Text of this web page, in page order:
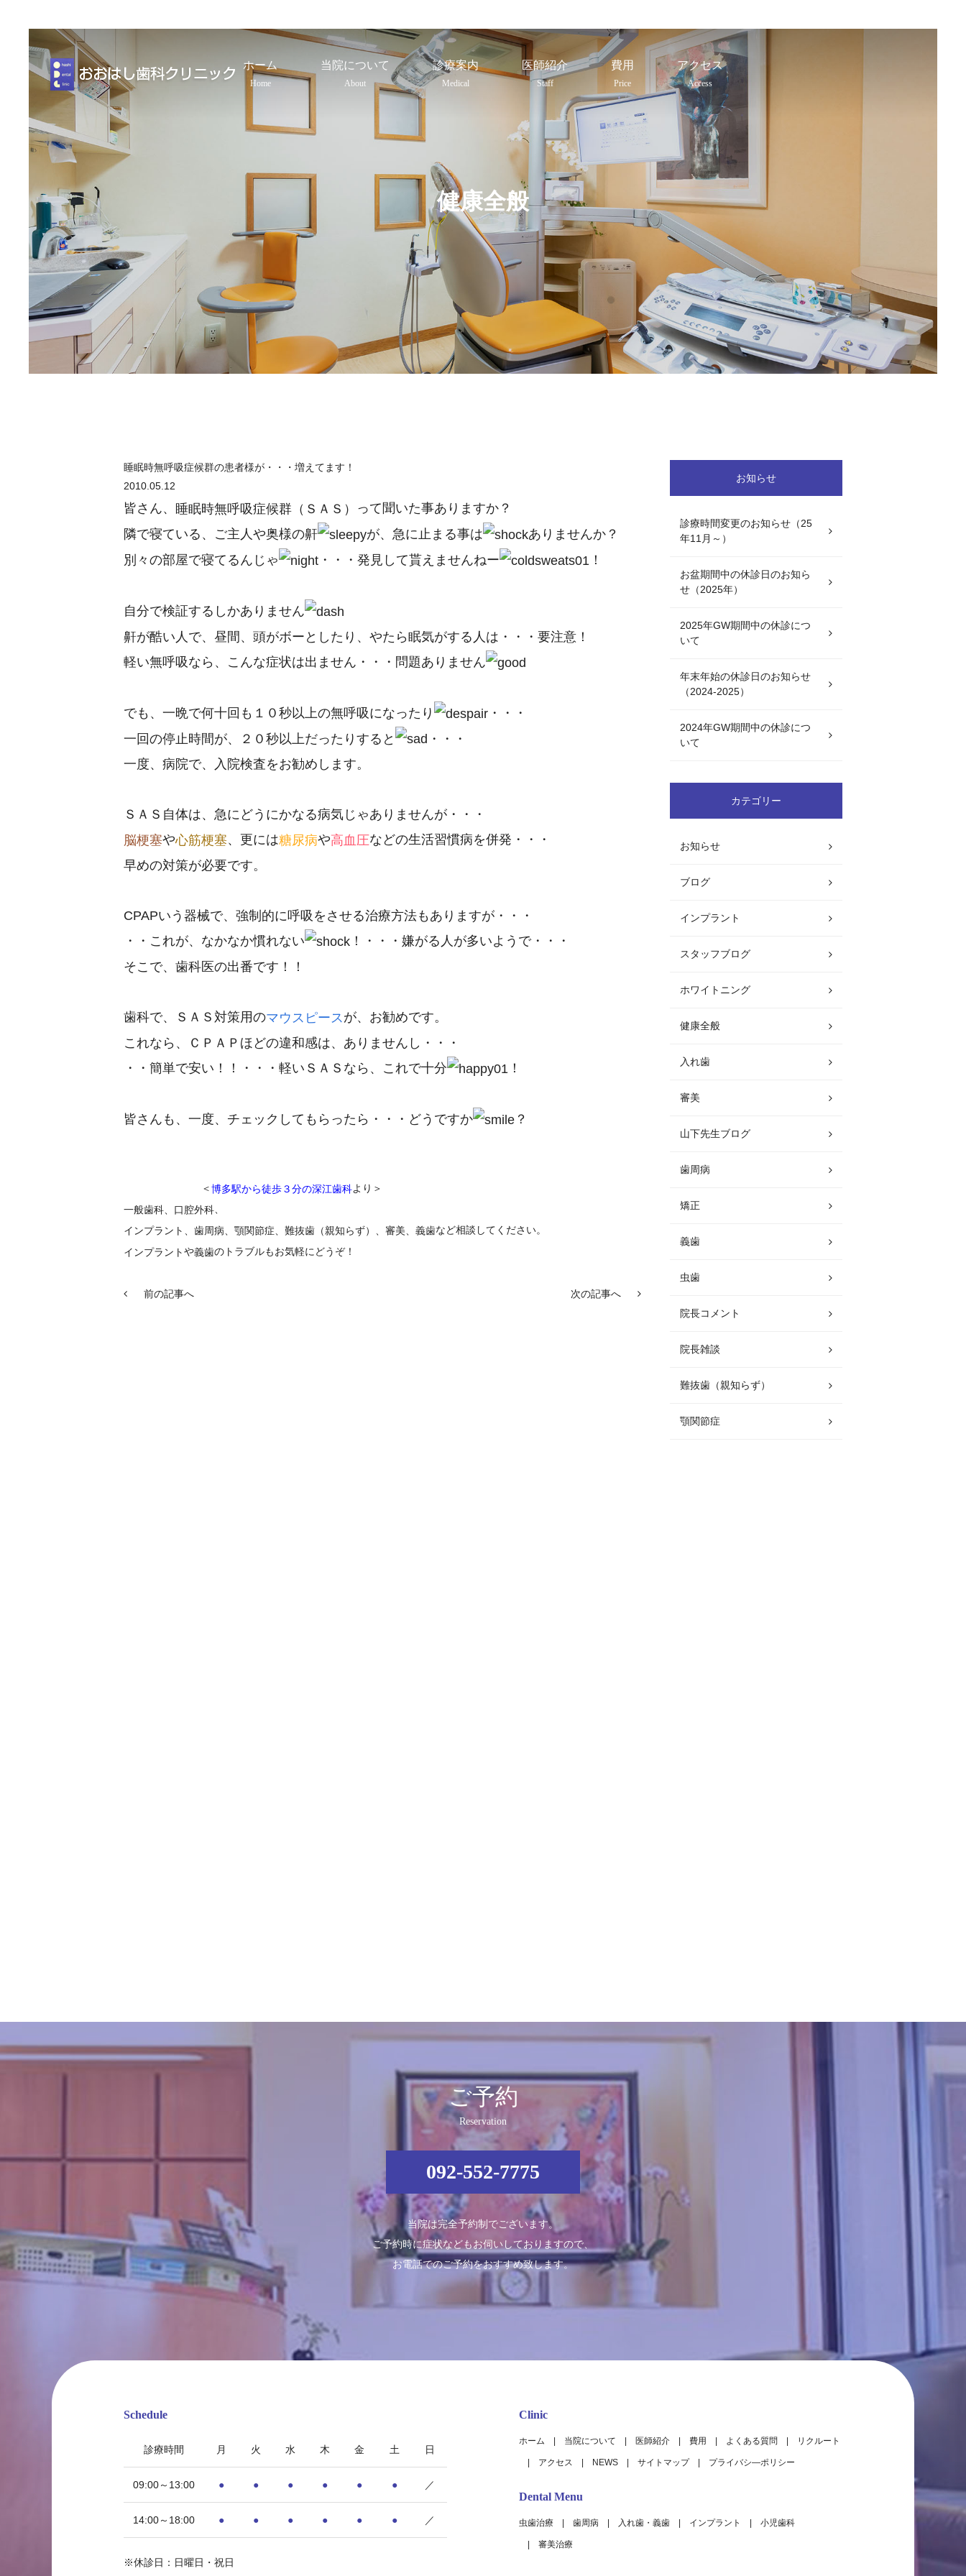
ホーム
Home
当院について
About
診療案内
Medical
医師紹介
Staff
費用
Price
アクセス
Access
健康全般
睡眠時無呼吸症候群の患者様が・・・増えてます！
2010.05.12
皆さん、 睡眠時無呼吸症候群（ＳＡＳ） って聞いた事ありますか？
隣で寝ている、ご主人や奥様の鼾
が、急に止まる事は
ありませんか？
別々の部屋で寝てるんじゃ
・・・発見して貰えませんねー ！
自分で検証するしかありません
鼾が酷い人で、昼間、頭がボーとしたり、やたら眠気がする人は・・・要注意！
軽い無呼吸なら、こんな症状は出ません・・・問題ありません
でも、一晩で何十回も１０秒以上の無呼吸になったり
・・・
一回の停止時間が、２０秒以上だったりすると
・・・
一度、病院で、入院検査をお勧めします。
ＳＡＳ自体は、急にどうにかなる病気じゃありませんが・・・
脳梗塞や心筋梗塞、更には糖尿病や高血圧などの生活習慣病を併発・・・
早めの対策が必要です。
CPAPいう器械で、強制的に呼吸をさせる治療方法もありますが・・・
・・これが、なかなか慣れない
！・・・嫌がる人が多いようで・・・
そこで、歯科医の出番です！！
歯科で、ＳＡＳ対策用のマウスピースが、お勧めです。
これなら、ＣＰＡＰほどの違和感は、ありませんし・・・
・・簡単で安い！！・・・軽いＳＡＳなら、これで十分
！
皆さんも、一度、チェックしてもらったら・・・どうですか ？
＜博多駅から徒歩３分の深江歯科より＞
一般歯科、口腔外科
インプラント 、 歯周病、顎関節症、難抜歯（親知らず）、審美、義歯など相談してください。
インプラントや義歯のトラブルもお気軽にどうぞ！
前の記事へ 次の記事へ
お知らせ
診療時間変更のお知らせ（25
年11月～）
お盆期間中の休診日のお知ら
せ（2025年）
2025年GW期間中の休診につ
いて
年末年始の休診日のお知らせ
（2024-2025）
2024年GW期間中の休診につ
いて
カテゴリー
お知らせ
ブログ
インプラント
スタッフブログ
ホワイトニング
健康全般
入れ歯
審美
山下先生ブログ
歯周病
矯正
義歯
虫歯
院長コメント
院長雑談
難抜歯（親知らず）
顎関節症
ご予約
Reservation
092-552-7775
当院は完全予約制でございます。
ご予約時に症状などもお伺いしておりますので、
お電話でのご予約をおすすめ致します。
Schedule
診療時間 月 火 水 木 金 土 日
09:00～13:00 ● ● ● ● ● ● ／
14:00～18:00 ● ● ● ● ● ● ／
※休診日：日曜日・祝日
Clinic
ホーム 当院について 医師紹介 費用 よくある質問 リクルート
アクセス NEWS サイトマップ プライバシ―ポリシー
Dental Menu
虫歯治療 歯周病 入れ歯・義歯 インプラント 小児歯科
審美治療